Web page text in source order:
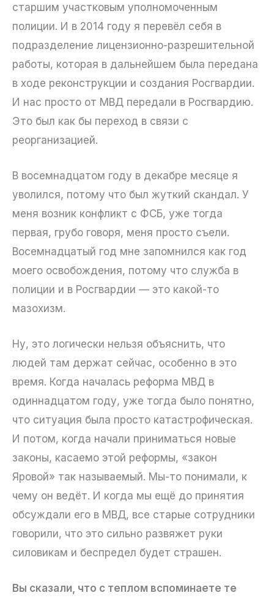
старшим участковым уполномоченным
полиции. И в 2014 году я перевёл себя в
подразделение лицензионно-разрешительной
работы, которая в дальнейшем была передана
в ходе реконструкции и создания Росгвардии.
И нас просто от МВД передали в Росгвардию.
Это был как бы переход в связи с
реорганизацией.
В восемнадцатом году в декабре месяце я
уволился, потому что был жуткий скандал. У
меня возник конфликт с ФСБ, уже тогда
первая, грубо говоря, меня просто съели.
Восемнадцатый год мне запомнился как год
моего освобождения, потому что служба в
полиции и в Росгвардии — это какой-то
мазохизм.
Ну, это логически нельзя объяснить, что
людей там держат сейчас, особенно в это
время. Когда началась реформа МВД в
одиннадцатом году, уже тогда было понятно,
что ситуация была просто катастрофическая.
И потом, когда начали приниматься новые
законы, касаемо этой реформы, «закон
Яровой» так называемый. Мы-то понимали, к
чему он ведёт. И когда мы ещё до принятия
обсуждали его в МВД, все старые сотрудники
говорили, что это сильно развяжет руки
силовикам и беспредел будет страшен.
Вы сказали, что с теплом вспоминаете те